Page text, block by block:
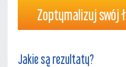
Zoptymalizuj swój
Jakie są rezultaty?